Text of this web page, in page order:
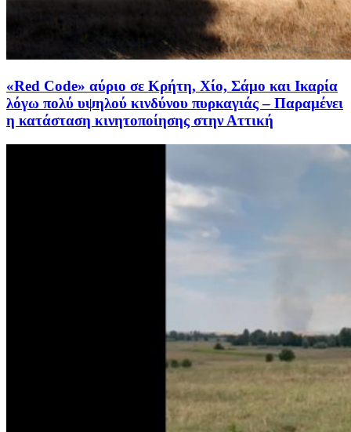
«Red Code» αύριο σε Κρήτη, Χίο, Σάμο και Ικαρία
λόγω πολύ υψηλού κινδύνου πυρκαγιάς – Παραμένει
η κατάσταση κινητοποίησης στην Αττική